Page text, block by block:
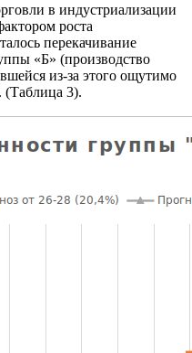
в индустриализации
роста
перекачивание
«Б» (производство
из-за этого ощутимо
(Таблица 3).